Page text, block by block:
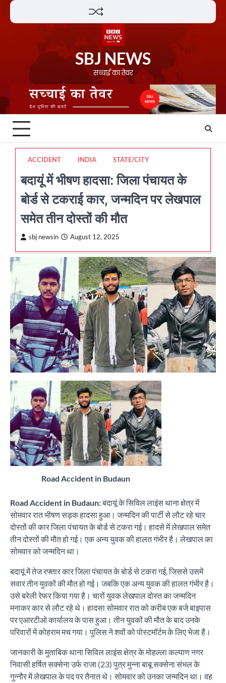
Skip
SBJ NEWS
सच्चाई का तेवर
ACCIDENT INDIA STATE/CITY
बदायूं में भीषण हादसा: जिला पंचायत के
बोर्ड से टकराई कार, जन्मदिन पर लेखपाल
समेत तीन दोस्तों की मौत
sbj newsin August 12, 2025
Road Accident in Budaun
Road Accident in Budaun:बदायूं के सिविल लाइंस थाना क्षेत्र में
सोमवार रात भीषण सड़क हादसा हुआ। जन्मदिन की पार्टी से लौट रहे चार
दोस्तों की कार जिला पंचायत के बोर्ड से टकरा गई। हादसे में लेखपाल समेत
तीन दोस्तों की मौत हो गई। एक अन्य युवक की हालत गंभीर है। लेखपाल का
सोमवार को जन्मदिन था।
बदायूं में तेज रफ्तार कार जिला पंचायत के बोर्ड से टकरा गई, जिससे उसमें
सवार तीन युवकों की मौत हो गई। जबकि एक अन्य युवक की हालत गंभीर है।
उसे बरेली रेफर किया गया है। चारों युवक लेखपाल दोस्त का जन्मदिन
मनाकर कार से लौट रहे थे। हादसा सोमवार रात को करीब एक बजे बाइपास
पर एआरटीओ कार्यालय के पास हुआ। तीन युवकों की मौत के बाद उनके
परिवारों में कोहराम मच गया। पुलिस ने शवों को पोस्टमॉर्टम के लिए भेजा है।
जानकारी के मुताबिक थाना सिविल लाइंस क्षेत्र के मोहल्ला कल्याण नगर
निवासी हर्षित सक्सेना उर्फ राजा (23) पुत्र मुन्ना बाबू सक्सेना संभल के
गुन्नौर में लेखपाल के पद पर तैनात थे। सोमवार को उनका जन्मदिन था। वह